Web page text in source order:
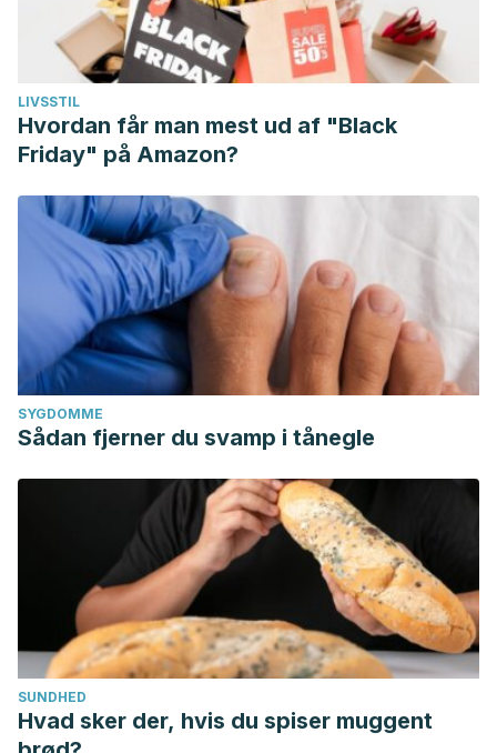
LIVSSTIL
Hvordan får man mest ud af "Black
Friday" på Amazon?
SYGDOMME
Sådan fjerner du svamp i tånegle
SUNDHED
Hvad sker der, hvis du spiser muggent